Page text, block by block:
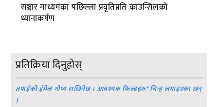
सञ्चार माध्यमका पछिल्ला प्रवृतिप्रति काउन्सिलको
ध्यानाकर्षण
प्रतिक्रिया दिनुहोस्
तपाईको ईमेल गोप्य राखिनेछ । आवश्यक फिल्डहरु*चिन्ह लगाइएका छन्
।